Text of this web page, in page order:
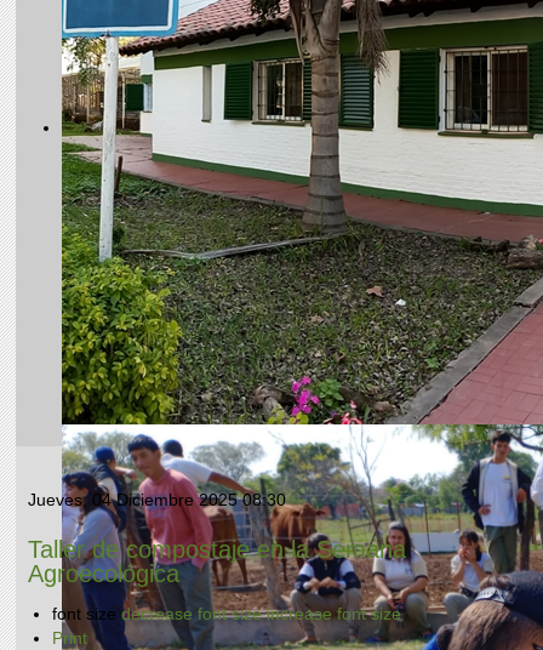
Jueves, 04 Diciembre 2025 08:30
Taller de compostaje en la Semana
Agroecológica
font size decrease font size increase font size
Print